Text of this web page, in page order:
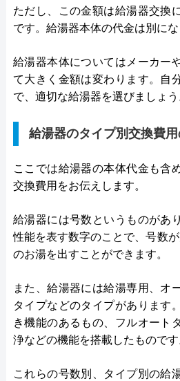
ただし、この金額は給湯器交換
です。給湯器本体の代金は別にな
給湯器本体についてはメーカー
て大きく金額は変わります。自
で、適切な給湯器を選びましょう
給湯器のタイプ別交換費
ここでは給湯器の本体代金も含
交換費用をお伝えします。
給湯器には号数というものがあ
性能を表す数字のことで、号数
のお湯を出すことができます。
また、給湯器には給湯専用、オ
タイプなどのタイプがあります
き機能のあるもの、フルオート
浄などの機能を搭載したものです
これらの号数別、タイプ別の給